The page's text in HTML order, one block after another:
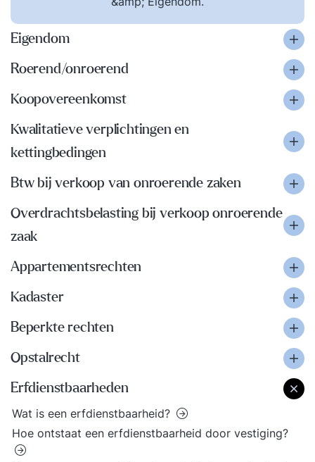
Eigendom
Roerend/onroerend
Koopovereenkomst
Kwalitatieve verplichtingen en
kettingbedingen
Btw bij verkoop van onroerende zaken
Overdrachtsbelasting bij verkoop onroerende
zaak
Appartementsrechten
Kadaster
Beperkte rechten
Opstalrecht
Erfdienstbaarheden
Wat is een erfdienstbaarheid?
Hoe ontstaat een erfdienstbaarheid door vestiging?